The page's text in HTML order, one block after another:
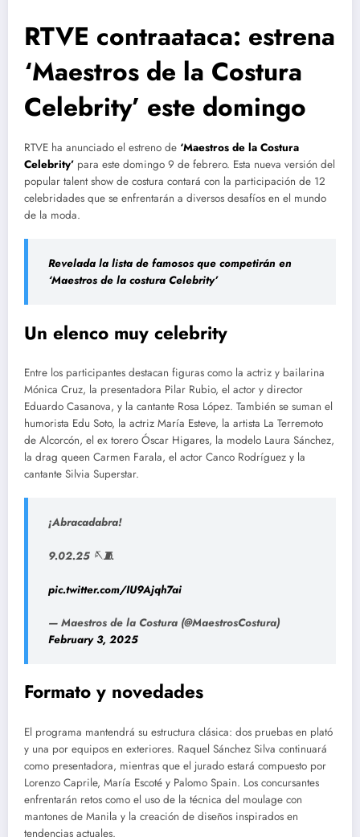
RTVE contraataca: estrena
‘Maestros de la Costura
Celebrity’ este domingo
RTVE ha anunciado el estreno de ‘Maestros de la Costura
Celebrity’ para este domingo 9 de febrero. Esta nueva versión del
popular talent show de costura contará con la participación de 12
celebridades que se enfrentarán a diversos desafíos en el mundo
de la moda.
Revelada la lista de famosos que competirán en
‘Maestros de la costura Celebrity’
Un elenco muy celebrity
Entre los participantes destacan figuras como la actriz y bailarina
Mónica Cruz, la presentadora Pilar Rubio, el actor y director
Eduardo Casanova, y la cantante Rosa López. También se suman el
humorista Edu Soto, la actriz María Esteve, la artista La Terremoto
de Alcorcón, el ex torero Óscar Higares, la modelo Laura Sánchez,
la drag queen Carmen Farala, el actor Canco Rodríguez y la
cantante Silvia Superstar.
¡Abracadabra!
9.02.25 🪡🧵
pic.twitter.com/IU9Ajqh7ai
— Maestros de la Costura (@MaestrosCostura)
February 3, 2025
Formato y novedades
El programa mantendrá su estructura clásica: dos pruebas en plató
y una por equipos en exteriores. Raquel Sánchez Silva continuará
como presentadora, mientras que el jurado estará compuesto por
Lorenzo Caprile, María Escoté y Palomo Spain. Los concursantes
enfrentarán retos como el uso de la técnica del moulage con
mantones de Manila y la creación de diseños inspirados en
tendencias actuales.